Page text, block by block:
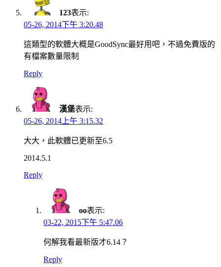
123表示:
05-26, 2014下午 3:20.48
這類型的軟體大概是GoodSync最好用吧，不過免費版的
有檔案數量限制
Reply
漢堡表示:
05-26, 2014上午 3:15.32
大大，此軟體已更新至6.5
2014.5.1
Reply
oo表示:
03-22, 2015下午 5:47.06
何解我看最新版才6.14？
Reply